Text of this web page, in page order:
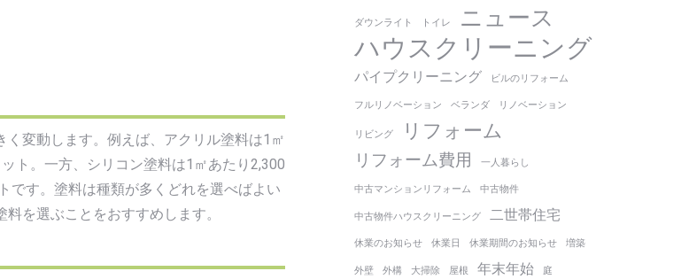
変動します。例えば、アクリル塗料は1㎡
ト。一方、シリコン塗料は1㎡あたり2,300
です。塗料は種類が多くどれを選べばよい
を選ぶことをおすすめします。
ダウンライト トイレ ニュース
ハウスクリーニング
パイプクリーニング ビルのリフォーム
フルリノベーション ベランダ リノベーション
リビング リフォーム
リフォーム費用 一人暮らし
中古マンションリフォーム 中古物件
中古物件ハウスクリーニング 二世帯住宅
休業のお知らせ 休業日 休業期間のお知らせ 増築
外壁 外構 大掃除 屋根 年末年始 庭